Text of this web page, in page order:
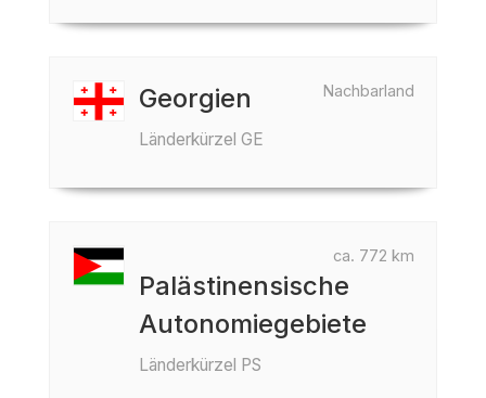
Nachbarland
Georgien
Länderkürzel GE
ca. 772 km
Palästinensische
Autonomiegebiete
Länderkürzel PS